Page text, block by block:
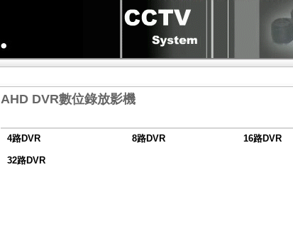
AHD DVR數位錄放影機
4路DVR 8路DVR 16路DVR
32路DVR